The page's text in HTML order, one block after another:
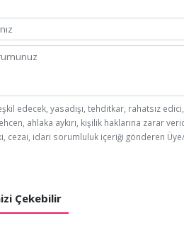
edecek, yasadışı, tehditkar, rahatsız
ahlaka aykırı, kişilik haklarına zarar
cezai, idari sorumluluk içeriği gönderen
Çekebilir